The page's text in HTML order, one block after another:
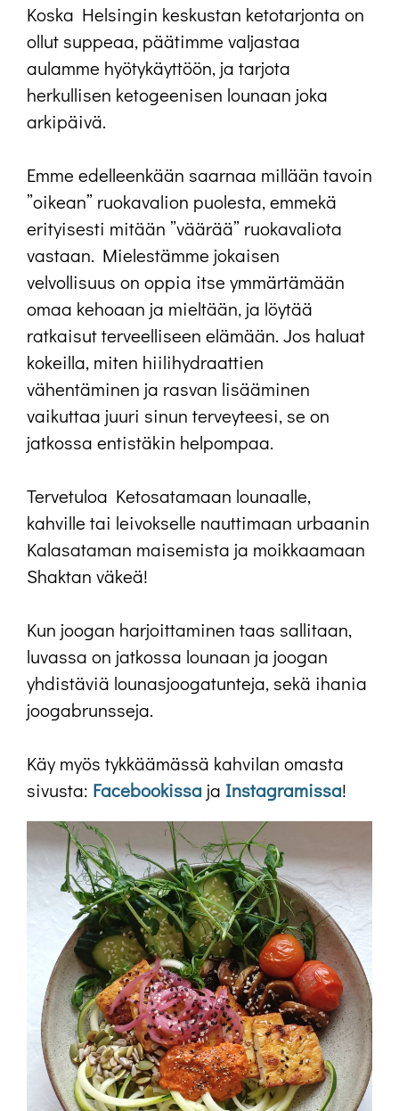
Koska Helsingin keskustan ketotarjonta on
ollut suppeaa, päätimme valjastaa
aulamme hyötykäyttöön, ja tarjota
herkullisen ketogeenisen lounaan joka
arkipäivä.
Emme edelleenkään saarnaa millään tavoin
”oikean” ruokavalion puolesta, emmekä
erityisesti mitään ”väärää” ruokavaliota
vastaan. Mielestämme jokaisen
velvollisuus on oppia itse ymmärtämään
omaa kehoaan ja mieltään, ja löytää
ratkaisut terveelliseen elämään. Jos haluat
kokeilla, miten hiilihydraattien
vähentäminen ja rasvan lisääminen
vaikuttaa juuri sinun terveyteesi, se on
jatkossa entistäkin helpompaa.
Tervetuloa Ketosatamaan lounaalle,
kahville tai leivokselle nauttimaan urbaanin
Kalasataman maisemista ja moikkaamaan
Shaktan väkeä!
Kun joogan harjoittaminen taas sallitaan,
luvassa on jatkossa lounaan ja joogan
yhdistäviä lounasjoogatunteja, sekä ihania
joogabrunsseja.
Käy myös tykkäämässä kahvilan omasta
sivusta: Facebookissa ja Instagramissa!